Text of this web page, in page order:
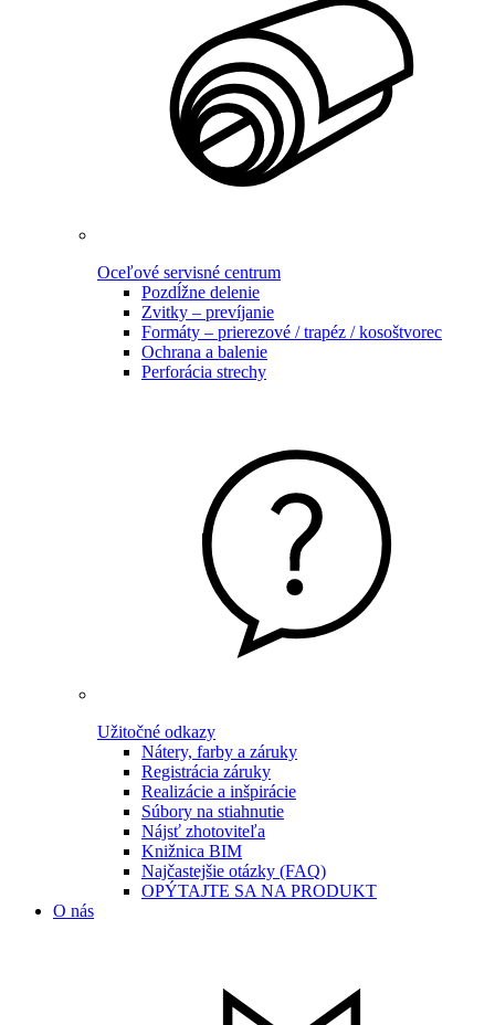
Oceľové servisné centrum
Pozdĺžne delenie
Zvitky – prevíjanie
Formáty – prierezové / trapéz / kosoštvorec
Ochrana a balenie
Perforácia strechy
Užitočné odkazy
Nátery, farby a záruky
Registrácia záruky
Realizácie a inšpirácie
Súbory na stiahnutie
Nájsť zhotoviteľa
Knižnica BIM
Najčastejšie otázky (FAQ)
OPÝTAJTE SA NA PRODUKT
O nás